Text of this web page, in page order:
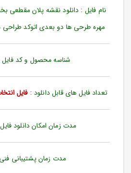
دانلود
خرید
ها
ورود
به
مهره طرحی ها دو بعدی اتوکد طراحی دو
شناسه محصول و کد فایل
تعداد فایل های قابل دانلود : فایل انتخاب
مدت زمان امکان دانلود
مدت زمان پشتیبانی